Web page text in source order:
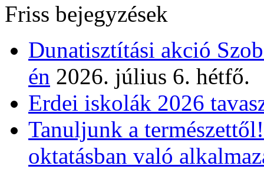
Friss bejegyzések
Dunatisztítási akció
én 2026. július 6. hétfő.
Erdei iskolák 2026
Tanuljunk a
oktatásban való